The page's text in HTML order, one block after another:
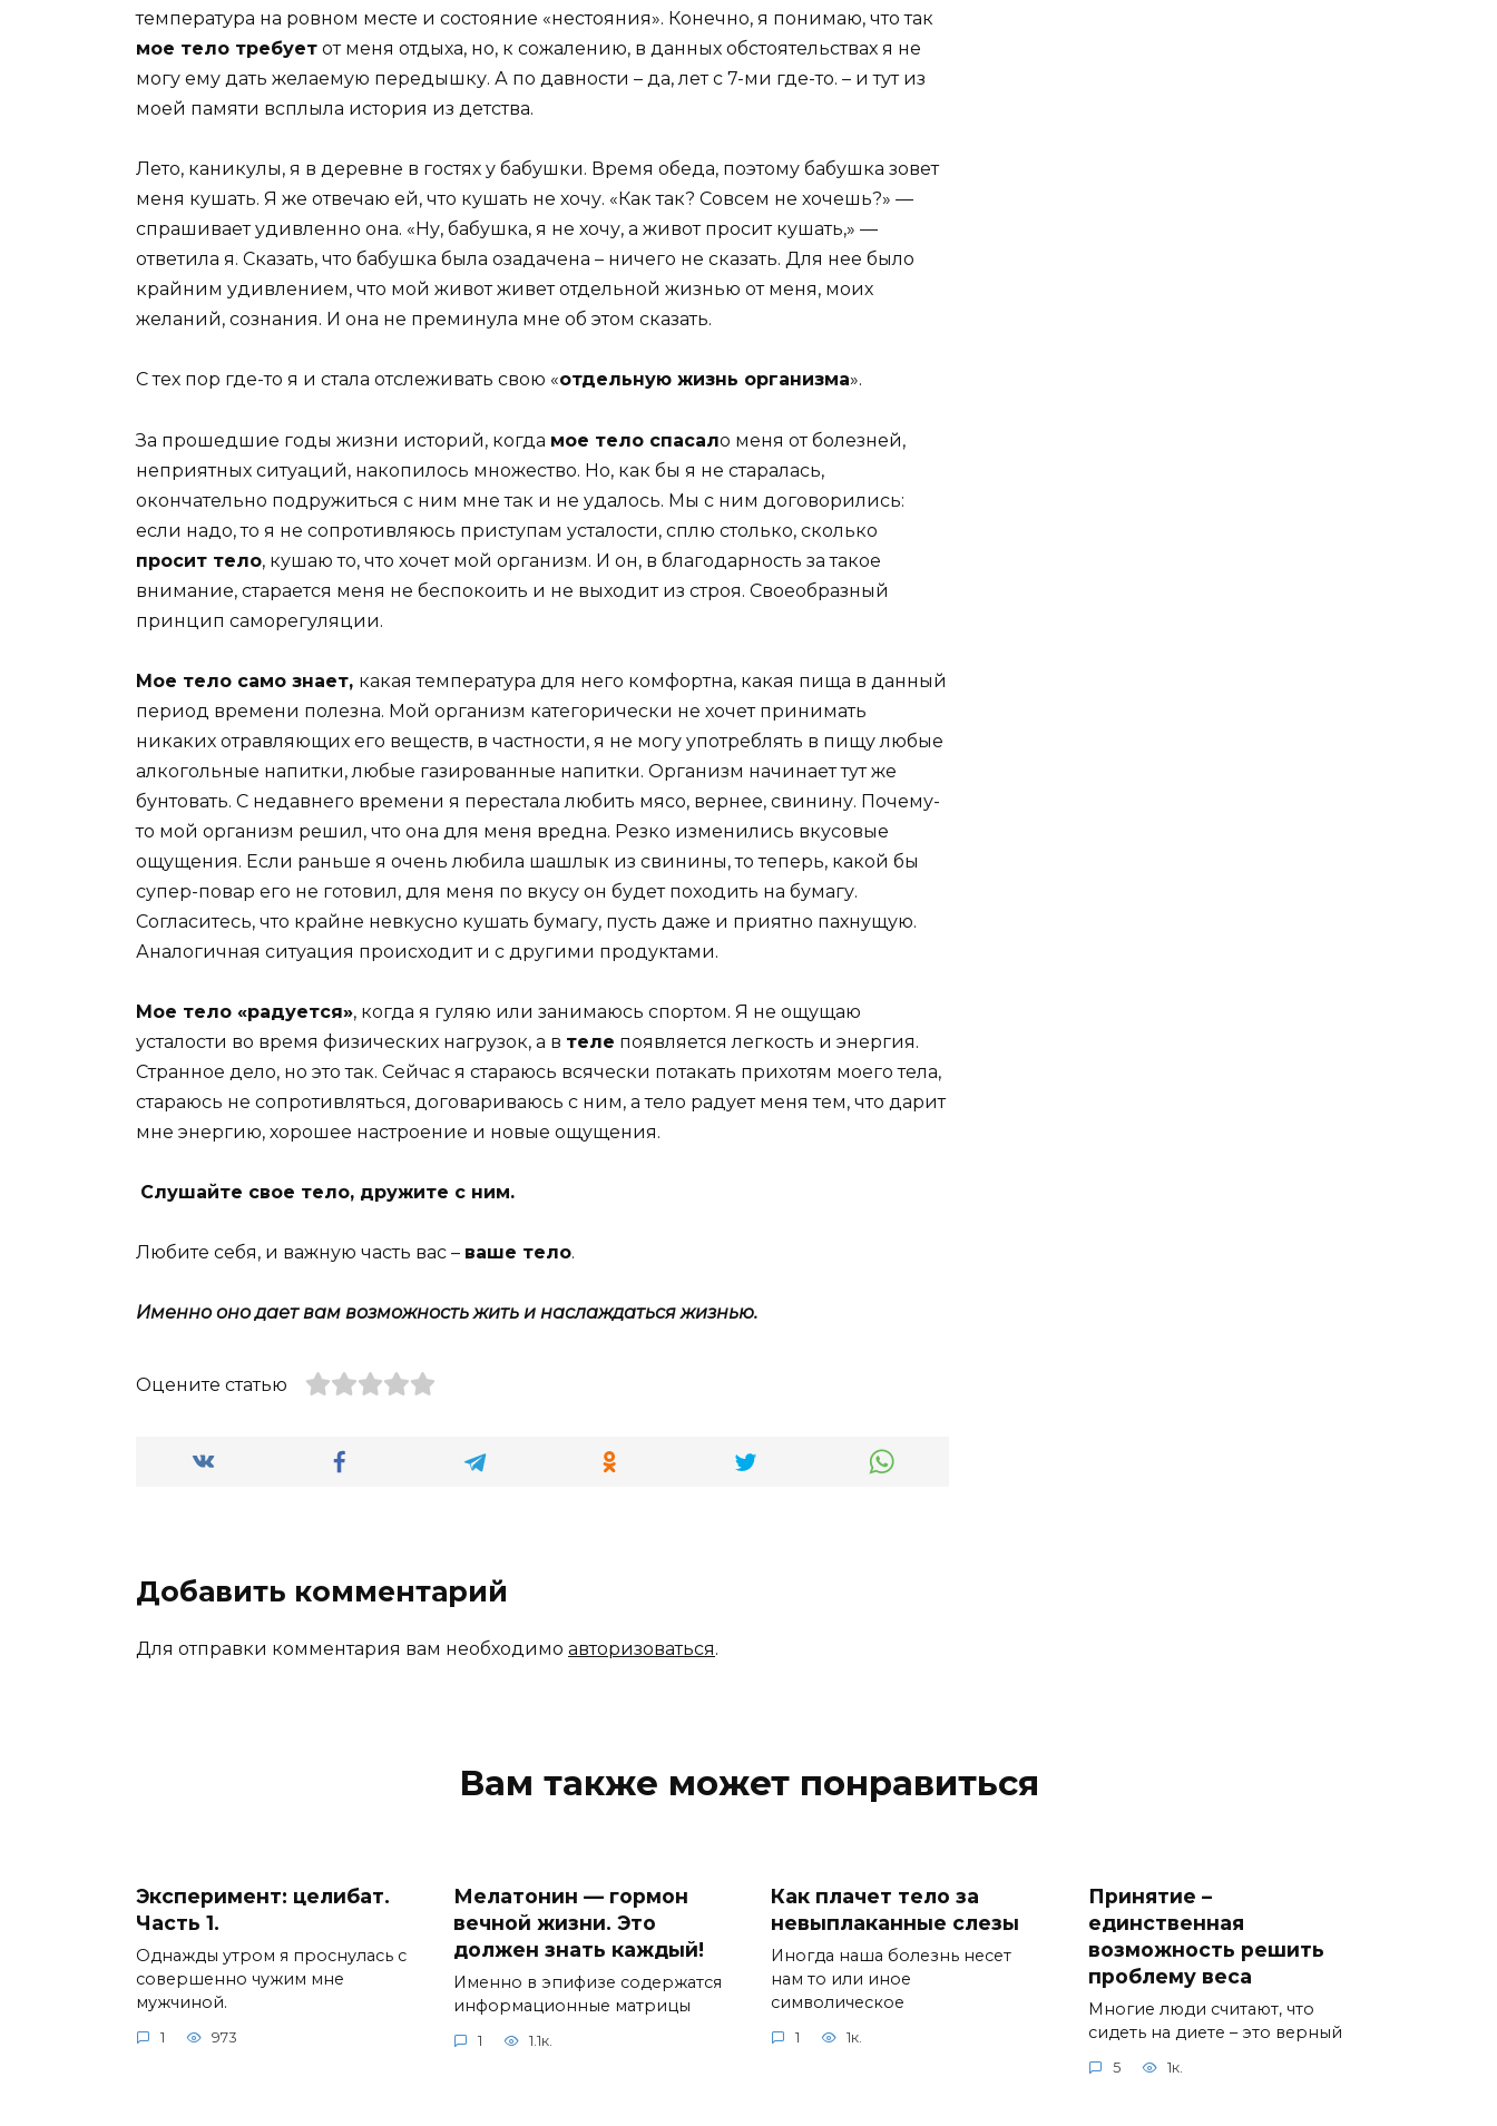
температура на ровном месте и состояние «нестояния». Конечно, я понимаю, что так
мое тело требует от меня отдыха, но, к сожалению, в данных обстоятельствах я не
могу ему дать желаемую передышку. А по давности – да, лет с 7-ми где-то. – и тут из
моей памяти всплыла история из детства.
Лето, каникулы, я в деревне в гостях у бабушки. Время обеда, поэтому бабушка зовет
меня кушать. Я же отвечаю ей, что кушать не хочу. «Как так? Совсем не хочешь?» —
спрашивает удивленно она. «Ну, бабушка, я не хочу, а живот просит кушать,» —
ответила я. Сказать, что бабушка была озадачена – ничего не сказать. Для нее было
крайним удивлением, что мой живот живет отдельной жизнью от меня, моих
желаний, сознания. И она не преминула мне об этом сказать.
С тех пор где-то я и стала отслеживать свою «отдельную жизнь организма».
За прошедшие годы жизни историй, когда мое тело спасало меня от болезней,
неприятных ситуаций, накопилось множество. Но, как бы я не старалась,
окончательно подружиться с ним мне так и не удалось. Мы с ним договорились:
если надо, то я не сопротивляюсь приступам усталости, сплю столько, сколько
просит тело, кушаю то, что хочет мой организм. И он, в благодарность за такое
внимание, старается меня не беспокоить и не выходит из строя. Своеобразный
принцип саморегуляции.
Мое тело само знает, какая температура для него комфортна, какая пища в данный
период времени полезна. Мой организм категорически не хочет принимать
никаких отравляющих его веществ, в частности, я не могу употреблять в пищу любые
алкогольные напитки, любые газированные напитки. Организм начинает тут же
бунтовать. С недавнего времени я перестала любить мясо, вернее, свинину. Почему-
то мой организм решил, что она для меня вредна. Резко изменились вкусовые
ощущения. Если раньше я очень любила шашлык из свинины, то теперь, какой бы
супер-повар его не готовил, для меня по вкусу он будет походить на бумагу.
Согласитесь, что крайне невкусно кушать бумагу, пусть даже и приятно пахнущую.
Аналогичная ситуация происходит и с другими продуктами.
Мое тело «радуется», когда я гуляю или занимаюсь спортом. Я не ощущаю
усталости во время физических нагрузок, а в теле появляется легкость и энергия.
Странное дело, но это так. Сейчас я стараюсь всячески потакать прихотям моего тела,
стараюсь не сопротивляться, договариваюсь с ним, а тело радует меня тем, что дарит
мне энергию, хорошее настроение и новые ощущения.
Слушайте свое тело, дружите с ним.
Любите себя, и важную часть вас – ваше тело.
Именно оно дает вам возможность жить и наслаждаться жизнью.
Оцените статью
Добавить комментарий
Для отправки комментария вам необходимо авторизоваться.
Вам также может понравиться
Эксперимент: целибат.
Часть 1.
Однажды утром я проснулась с
совершенно чужим мне
мужчиной.
1 973
Мелатонин — гормон
вечной жизни. Это
должен знать каждый!
Именно в эпифизе содержатся
информационные матрицы
1 1.1к.
Как плачет тело за
невыплаканные слезы
Иногда наша болезнь несет
нам то или иное
символическое
1 1к.
Принятие –
единственная
возможность решить
проблему веса
Многие люди считают, что
сидеть на диете – это верный
5 1к.